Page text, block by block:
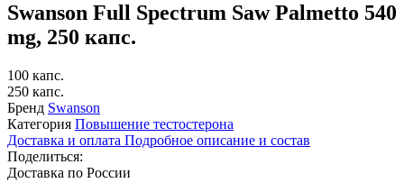
Swanson Full Spectrum Saw Palmetto 540
mg, 250 капс.
100 капс.
250 капс.
Бренд Swanson
Категория Повышение тестостерона
Доставка и оплата Подробное описание и состав
Поделиться:
Доставка по России